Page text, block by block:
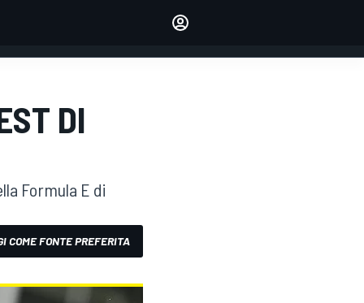
ACCEDI
DI
Formula E di
COME FONTE PREFERITA